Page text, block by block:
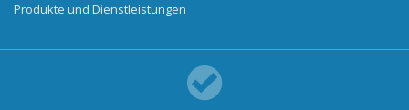
Produkte und Dienstleistungen